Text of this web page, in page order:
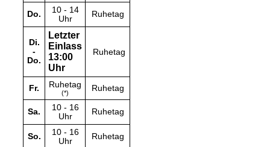
Do.
10 - 14
Uhr
Ruhetag
Di.
-
Do.
Letzter
Einlass
13:00
Uhr
Ruhetag
Fr. Ruhetag
(*) Ruhetag
Sa.
10 - 16
Uhr
Ruhetag
So.
10 - 16
Uhr
Ruhetag